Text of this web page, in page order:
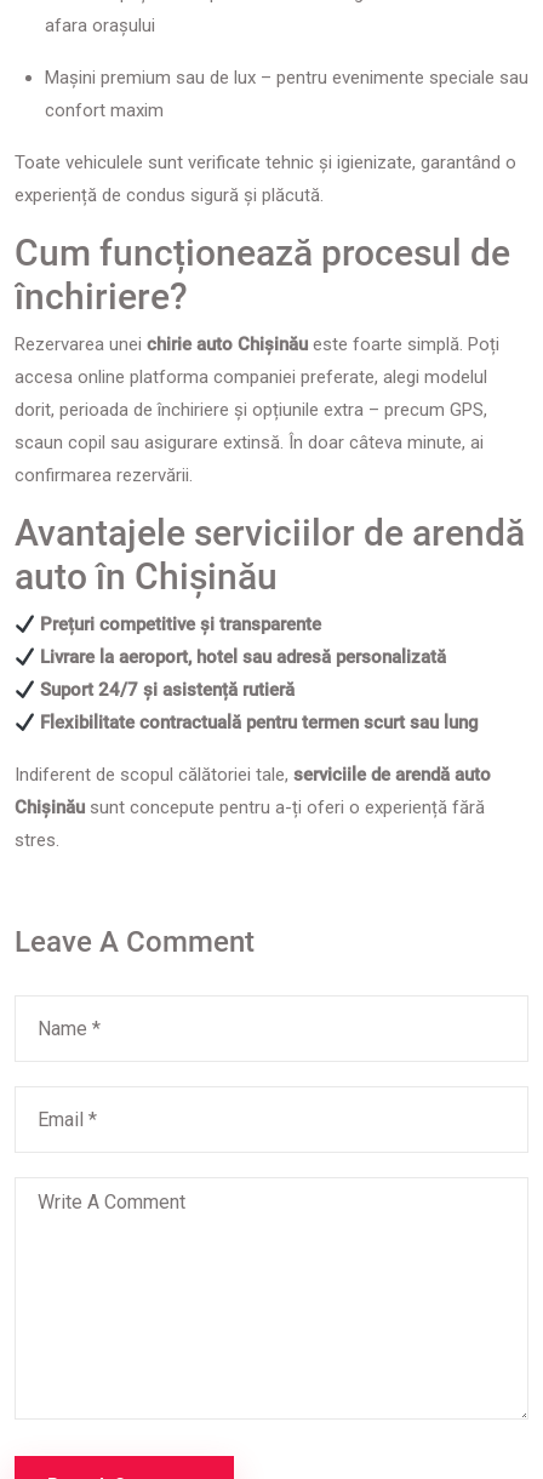
afara orașului
Mașini premium sau de lux – pentru evenimente speciale sau
confort maxim
Toate vehiculele sunt verificate tehnic și igienizate, garantând o
experiență de condus sigură și plăcută.
Cum funcționează procesul de
închiriere?
Rezervarea unei chirie auto Chișinău este foarte simplă. Poți
accesa online platforma companiei preferate, alegi modelul
dorit, perioada de închiriere și opțiunile extra – precum GPS,
scaun copil sau asigurare extinsă. În doar câteva minute, ai
confirmarea rezervării.
Avantajele serviciilor de arendă
auto în Chișinău
Prețuri competitive și transparente
Livrare la aeroport, hotel sau adresă personalizată
Suport 24/7 și asistență rutieră
Flexibilitate contractuală pentru termen scurt sau lung
Indiferent de scopul călătoriei tale, serviciile de arendă auto
Chișinău sunt concepute pentru a-ți oferi o experiență fără
stres.
Leave A Comment